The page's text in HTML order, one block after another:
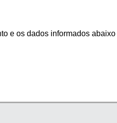
e os dados informados